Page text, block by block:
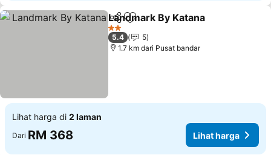
KongsiTambah ke favorit
Landmark By Katana
2 Bintang
5.4
5
1.7 km dari Pusat bandar
Lihat harga di 2 laman
Dari RM 368 Lihat harga